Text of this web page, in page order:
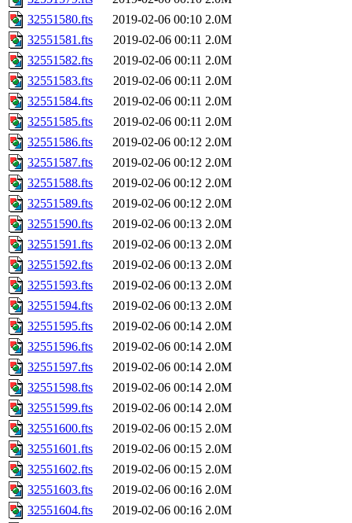
32551580.fts
2019-02-06 00:10 2.0M
32551581.fts
2019-02-06 00:11 2.0M
32551582.fts
2019-02-06 00:11 2.0M
32551583.fts
2019-02-06 00:11 2.0M
32551584.fts
2019-02-06 00:11 2.0M
32551585.fts
2019-02-06 00:11 2.0M
32551586.fts
2019-02-06 00:12 2.0M
32551587.fts
2019-02-06 00:12 2.0M
32551588.fts
2019-02-06 00:12 2.0M
32551589.fts
2019-02-06 00:12 2.0M
32551590.fts
2019-02-06 00:13 2.0M
32551591.fts
2019-02-06 00:13 2.0M
32551592.fts
2019-02-06 00:13 2.0M
32551593.fts
2019-02-06 00:13 2.0M
32551594.fts
2019-02-06 00:13 2.0M
32551595.fts
2019-02-06 00:14 2.0M
32551596.fts
2019-02-06 00:14 2.0M
32551597.fts
2019-02-06 00:14 2.0M
32551598.fts
2019-02-06 00:14 2.0M
32551599.fts
2019-02-06 00:14 2.0M
32551600.fts
2019-02-06 00:15 2.0M
32551601.fts
2019-02-06 00:15 2.0M
32551602.fts
2019-02-06 00:15 2.0M
32551603.fts
2019-02-06 00:16 2.0M
32551604.fts
2019-02-06 00:16 2.0M